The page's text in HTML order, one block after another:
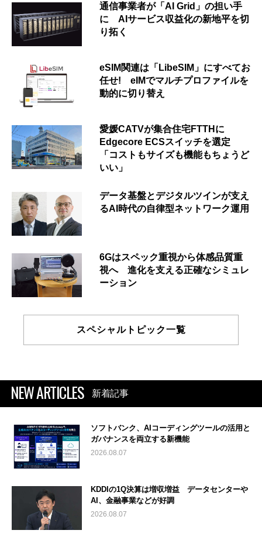
通信事業者が「AI Grid」の担い手
に AIサービス収益化の新地平を切
り拓く
eSIM関連は「LibeSIM」にすべてお
任せ! eIMでマルチプロファイルを
動的に切り替え
愛媛CATVが集合住宅FTTHに
Edgecore ECSスイッチを選定
「コストもサイズも機能もちょうど
いい」
データ基盤とデジタルツインが支え
るAI時代の自律型ネットワーク運用
6Gはスペック重視から体感品質重
視へ 進化を支える正確なシミュレ
ーション
スペシャルトピック一覧
NEW ARTICLES 新着記事
ソフトバンク、AIコーディングツールの活用と
ガバナンスを両立する新機能
2026.08.07
KDDIの1Q決算は増収増益 データセンターや
AI、金融事業などが好調
2026.08.07